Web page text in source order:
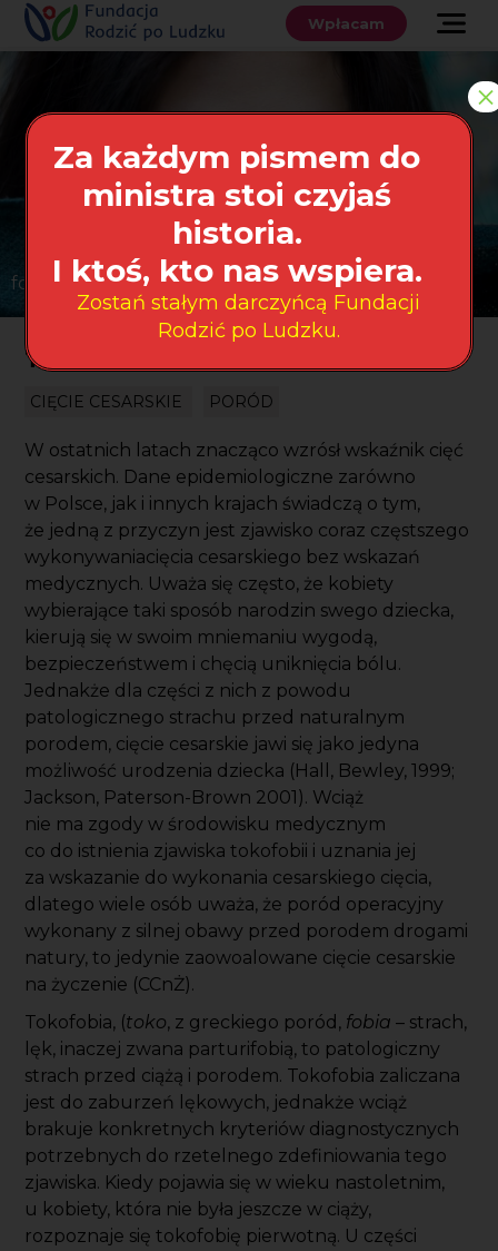
Przewiń
treści
Co robimy
Wspieraj
nas
Sklep
Niezbędnik
Search
for:
Search Button
Wpłacam
fot. Unsplash.com
Tokofobia
CIĘCIE CESARSKIE PORÓD
W ostatnich latach znacząco wzrósł wskaźnik cięć
cesarskich. Dane epidemiologiczne zarówno
w Polsce, jak i innych krajach świadczą o tym,
że jedną z przyczyn jest zjawisko coraz częstszego
wykonywaniacięcia cesarskiego bez wskazań
medycznych. Uważa się często, że kobiety
wybierające taki sposób narodzin swego dziecka,
kierują się w swoim mniemaniu wygodą,
bezpieczeństwem i chęcią uniknięcia bólu.
Jednakże dla części z nich z powodu
patologicznego strachu przed naturalnym
porodem, cięcie cesarskie jawi się jako jedyna
możliwość urodzenia dziecka (Hall, Bewley, 1999;
Jackson, Paterson-Brown 2001). Wciąż
nie ma zgody w środowisku medycznym
co do istnienia zjawiska tokofobii i uznania jej
za wskazanie do wykonania cesarskiego cięcia,
dlatego wiele osób uważa, że poród operacyjny
wykonany z silnej obawy przed porodem drogami
natury, to jedynie zaowoalowane cięcie cesarskie
na życzenie (CCnŻ).
Tokofobia, (toko, z greckiego poród, fobia – strach,
lęk, inaczej zwana parturifobią, to patologiczny
strach przed ciążą i porodem. Tokofobia zaliczana
jest do zaburzeń lękowych, jednakże wciąż
brakuje konkretnych kryteriów diagnostycznych
potrzebnych do rzetelnego zdefiniowania tego
zjawiska. Kiedy pojawia się w wieku nastoletnim,
u kobiety, która nie była jeszcze w ciąży,
rozpoznaje się tokofobię pierwotną. U części
Za każdym pismem do
ministra stoi czyjaś
historia.
I ktoś, kto nas wspiera.
Zostań stałym darczyńcą Fundacji
Rodzić po Ludzku.
×